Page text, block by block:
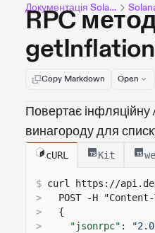
Документація Solana
RPC
Copy Markdown Open
Повертає інфляційну
винагороду для
cURL Kit
$ curl https://
>
POST -H
>
{
>
"jsonrpc" :